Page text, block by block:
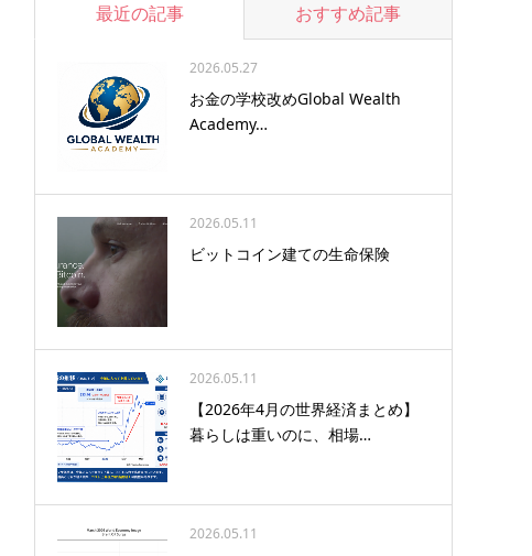
最近の記事 おすすめ記事
2026.05.27
お金の学校改めGlobal Wealth
Academy…
2026.05.11
ビットコイン建ての生命保険
2026.05.11
【2026年4月の世界経済まとめ】
暮らしは重いのに、相場…
2026.05.11